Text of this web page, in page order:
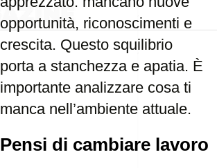
opportunità, riconoscimenti e
crescita. Questo squilibrio
porta a stanchezza e apatia. È
importante analizzare cosa ti
manca nell’ambiente attuale.
Pensi di cambiare lavoro